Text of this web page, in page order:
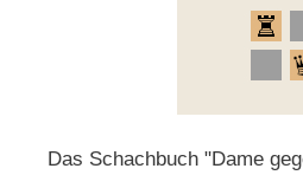
Das Schachbuch "Dame